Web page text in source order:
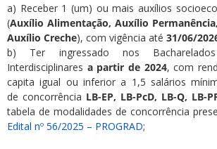
a) Receber 1 (um) ou mais auxílios
(Auxílio Alimentação, Auxílio
Auxílio Creche), com vigência até 31/06/
b) Ter ingressado nos
Interdisciplinares a partir de 2024, com
capita igual ou inferior a 1,5 salários
de concorrência LB-EP, LB-PcD, LB-Q, LB-
tabela de modalidades de concorrência
Edital nº 56/2025 – PROGRAD;